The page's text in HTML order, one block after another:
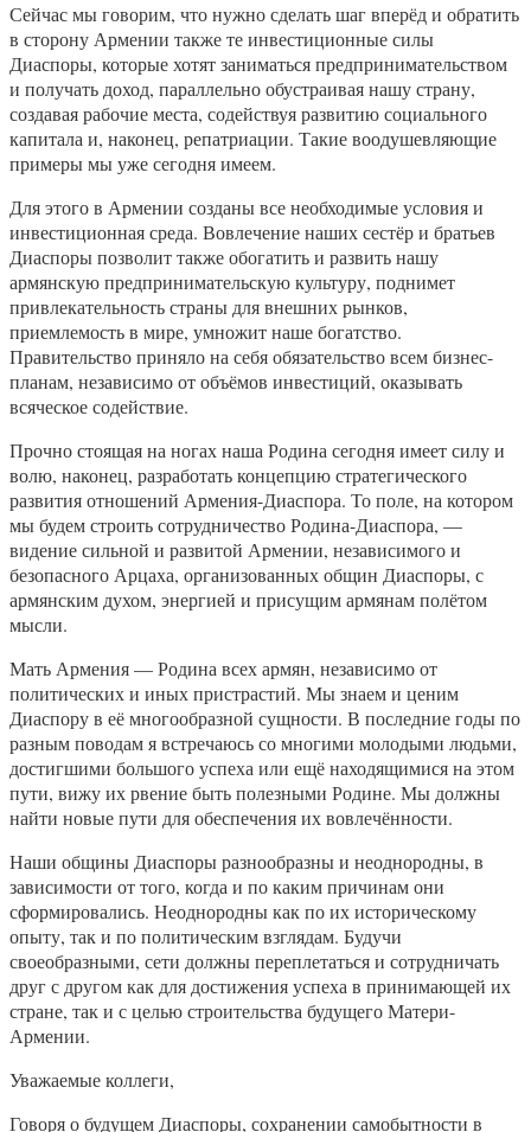
Сейчас мы говорим, что нужно сделать шаг вперёд и обратить
в сторону Армении также те инвестиционные силы
Диаспоры, которые хотят заниматься предпринимательством
и получать доход, параллельно обустраивая нашу страну,
создавая рабочие места, содействуя развитию социального
капитала и, наконец, репатриации. Такие воодушевляющие
примеры мы уже сегодня имеем.
Для этого в Армении созданы все необходимые условия и
инвестиционная среда. Вовлечение наших сестёр и братьев
Диаспоры позволит также обогатить и развить нашу
армянскую предпринимательскую культуру, поднимет
привлекательность страны для внешних рынков,
приемлемость в мире, умножит наше богатство.
Правительство приняло на себя обязательство всем бизнес-
планам, независимо от объёмов инвестиций, оказывать
всяческое содействие.
Прочно стоящая на ногах наша Родина сегодня имеет силу и
волю, наконец, разработать концепцию стратегического
развития отношений Армения-Диаспора. То поле, на котором
мы будем строить сотрудничество Родина-Диаспора, —
видение сильной и развитой Армении, независимого и
безопасного Арцаха, организованных общин Диаспоры, с
армянским духом, энергией и присущим армянам полётом
мысли.
Мать Армения — Родина всех армян, независимо от
политических и иных пристрастий. Мы знаем и ценим
Диаспору в её многообразной сущности. В последние годы по
разным поводам я встречаюсь со многими молодыми людьми,
достигшими большого успеха или ещё находящимися на этом
пути, вижу их рвение быть полезными Родине. Мы должны
найти новые пути для обеспечения их вовлечённости.
Наши общины Диаспоры разнообразны и неоднородны, в
зависимости от того, когда и по каким причинам они
сформировались. Неоднородны как по их историческому
опыту, так и по политическим взглядам. Будучи
своеобразными, сети должны переплетаться и сотрудничать
друг с другом как для достижения успеха в принимающей их
стране, так и с целью строительства будущего Матери-
Армении.
Уважаемые коллеги,
Говоря о будущем Диаспоры, сохранении самобытности в